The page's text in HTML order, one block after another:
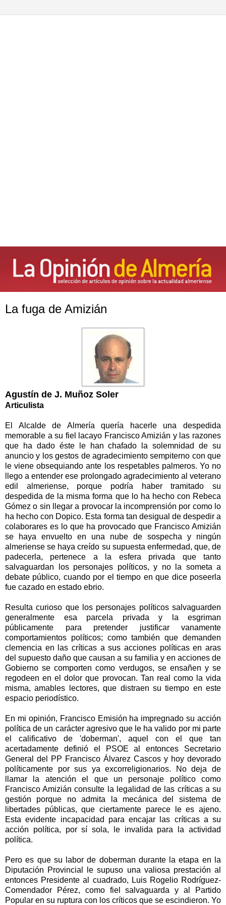
La fuga de Amizián
Agustín de J. Muñoz Soler
Articulista
El Alcalde de Almería quería hacerle una despedida
memorable a su fiel lacayo Francisco Amizián y las razones
que ha dado éste le han chafado la solemnidad de su
anuncio y los gestos de agradecimiento sempiterno con que
le viene obsequiando ante los respetables palmeros. Yo no
llego a entender ese prolongado agradecimiento al veterano
edil almeriense, porque podría haber tramitado su
despedida de la misma forma que lo ha hecho con Rebeca
Gómez o sin llegar a provocar la incomprensión por como lo
ha hecho con Dopico. Esta forma tan desigual de despedir a
colaborares es lo que ha provocado que Francisco Amizián
se haya envuelto en una nube de sospecha y ningún
almeriense se haya creído su supuesta enfermedad, que, de
padecerla, pertenece a la esfera privada que tanto
salvaguardan los personajes políticos, y no la someta a
debate público, cuando por el tiempo en que dice poseerla
fue cazado en estado ebrio.
Resulta curioso que los personajes políticos salvaguarden
generalmente esa parcela privada y la esgriman
públicamente para pretender justificar vanamente
comportamientos políticos; como también que demanden
clemencia en las críticas a sus acciones políticas en aras
del supuesto daño que causan a su familia y en acciones de
Gobierno se comporten como verdugos, se ensañen y se
regodeen en el dolor que provocan. Tan real como la vida
misma, amables lectores, que distraen su tiempo en este
espacio periodístico.
En mi opinión, Francisco Emisión ha impregnado su acción
política de un carácter agresivo que le ha valido por mi parte
el calificativo de 'doberman', aquel con el que tan
acertadamente definió el PSOE al entonces Secretario
General del PP Francisco Álvarez Cascos y hoy devorado
políticamente por sus ya excorreligionarios. No deja de
llamar la atención el que un personaje político como
Francisco Amizián consulte la legalidad de las críticas a su
gestión porque no admita la mecánica del sistema de
libertades públicas, que ciertamente parece le es ajeno.
Esta evidente incapacidad para encajar las críticas a su
acción política, por sí sola, le invalida para la actividad
política.
Pero es que su labor de doberman durante la etapa en la
Diputación Provincial le supuso una valiosa prestación al
entonces Presidente al cuadrado, Luis Rogelio Rodríguez-
Comendador Pérez, como fiel salvaguarda y al Partido
Popular en su ruptura con los críticos que se escindieron. Yo